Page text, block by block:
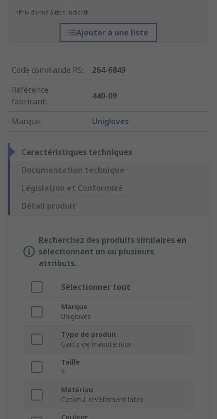
*Prix donné à titre indicatif
Ajouter à une liste
Code commande RS:
264-6849
Référence
fabricant:
440-09
Marque: Unigloves
Caractéristiques techniques
Documentation technique
Législation et Conformité
Détail produit
Recherchez des produits similaires en
sélectionnant un ou plusieurs
attributs.
Sélectionner tout
Marque
Unigloves
Type de produit
Gants de manutention
Taille
9
Matériau
Coton à revêtement latex